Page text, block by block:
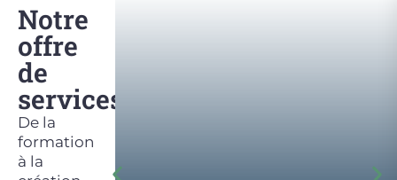
Notre
offre
de
services
De la
formation
à la